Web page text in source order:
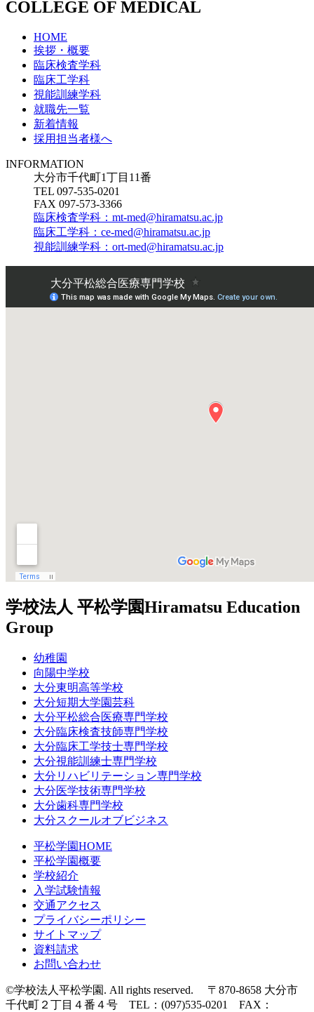
COLLEGE OF MEDICAL
HOME
挨拶・概要
臨床検査学科
臨床工学科
視能訓練学科
就職先一覧
新着情報
採用担当者様へ
INFORMATION
大分市千代町1丁目11番
TEL 097-535-0201
FAX 097-573-3366
臨床検査学科：mt-med@hiramatsu.ac.jp
臨床工学科：ce-med@hiramatsu.ac.jp
視能訓練学科：ort-med@hiramatsu.ac.jp
学校法人 平松学園Hiramatsu Education
Group
幼稚園
向陽中学校
大分東明高等学校
大分短期大学園芸科
大分平松総合医療専門学校
大分臨床検査技師専門学校
大分臨床工学技士専門学校
大分視能訓練士専門学校
大分リハビリテーション専門学校
大分医学技術専門学校
大分歯科専門学校
大分スクールオブビジネス
平松学園HOME
平松学園概要
学校紹介
入学試験情報
交通アクセス
プライバシーポリシー
サイトマップ
資料請求
お問い合わせ
©学校法人平松学園. All rights reserved. 〒870-8658 大分市
千代町２丁目４番４号 TEL：(097)535-0201 FAX：